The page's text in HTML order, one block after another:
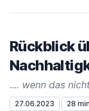
Rückblick
27.06.2023 28 min